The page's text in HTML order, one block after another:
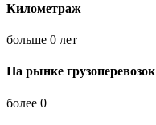
Километраж
больше 0 лет
На рынке грузоперевозок
более 0